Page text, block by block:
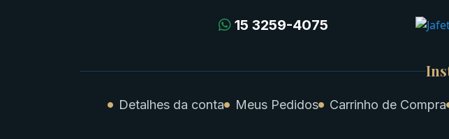
15 3259-4075
Detalhes da conta Meus Pedidos Carrinho de Compra